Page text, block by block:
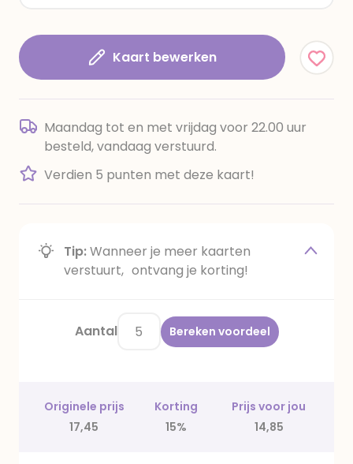
Kaart bewerken
Maandag tot en met vrijdag voor 22.00 uur
besteld, vandaag verstuurd.
Verdien 5 punten met deze kaart!
Tip:Wanneer je meer kaarten
verstuurt, ontvang je korting!
Aantal Bereken voordeel
Originele prijs Korting
Prijs voor jou
17,45
15% 14,85